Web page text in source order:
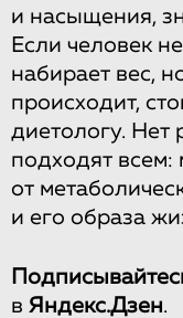
и насыщения,
Если человек
набирает вес,
происходит,
диетологу. Нет
подходят всем:
от
и его образа
в Яндекс.Дзен.